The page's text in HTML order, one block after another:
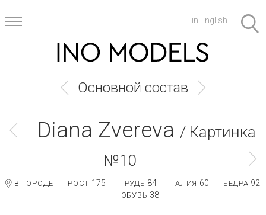
in English
Основной состав
Diana Zvereva / Картинка
№10
В ГОРОДЕ РОСТ 175 ГРУДЬ 84 ТАЛИЯ 60 БЕДРА 92
ОБУВЬ 38